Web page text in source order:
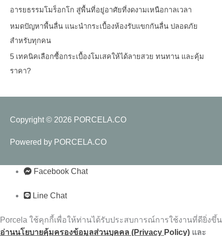
อารยธรรมโมร็อกโก สู่พื้นที่อยู่อาศัยที่งดงามเหนือกาลเวลา
หมดปัญหาพื้นลื่น แนะนำกระเบื้องห้องรับแขกกันลื่น ปลอดภัย
สำหรับทุกคน
5 เทคนิคเลือกซื้อกระเบื้องโมเสคให้ได้ลายสวย ทนทาน และคุ้ม
ราคา?
Copyright © 2026 PORCELA.CO
Powered by PORCELA.CO
Facebook Chat
Line Chat
Porcela ใช้คุกกี้เพื่อให้ท่านได้รับประสบการณ์การใช้งานที่ดียิ่งขึ้น
อ่านนโยบายคุ้มครองข้อมูลส่วนบุคคล (Privacy Policy) และ